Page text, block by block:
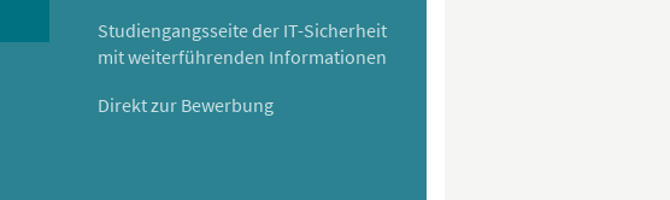
Studiengangsseite der IT-Sicherheit
mit weiterführenden Informationen
Direkt zur Bewerbung